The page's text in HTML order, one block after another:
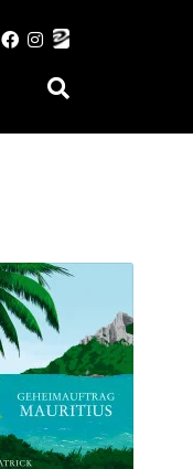
Zur
springen
Zum
springen